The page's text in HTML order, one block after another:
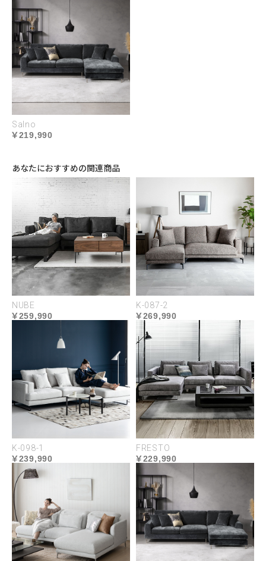
引っかき傷に強く、汚れや水をさっと拭き取れる撥
水性に優れたペットガード生地が登場。ペットとの
暮らしを大切にする現代にふさわしいニュースタン
ダードな素材を受注生産カラーでお求めいただけま
す。
USABILITY
2種類の素材から選べる、
自分に合った座り心地
異なる密度のウレタンが多重積層された安定感のあ
る座り心地のウレタンフォームと、包まれるような
Salno
219,990
あなたにおすすめの関連商品
NUBE
259,990
K-087-2
269,990
K-098-1
239,990
FRESTO
229,990